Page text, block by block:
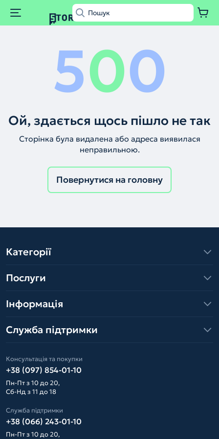
500
Ой, здається щось пішло не так
Сторінка була видалена або адреса виявилася
неправильною.
Повернутися на головну
Категорії
Послуги
Інформація
Служба підтримки
Консультація та покупки
+38 (097) 854-01-10
Пн-Пт з 10 до 20,
Сб-Нд з 11 до 18
Служба підтримки
+38 (066) 243-01-10
Пн-Пт з 10 до 20,